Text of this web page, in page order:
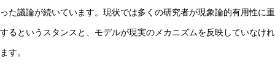
った議論が続いています。現状では多くの研究者が現象論的有用性に
するというスタンスと、モデルが現実のメカニズムを反映していなけ
ます。